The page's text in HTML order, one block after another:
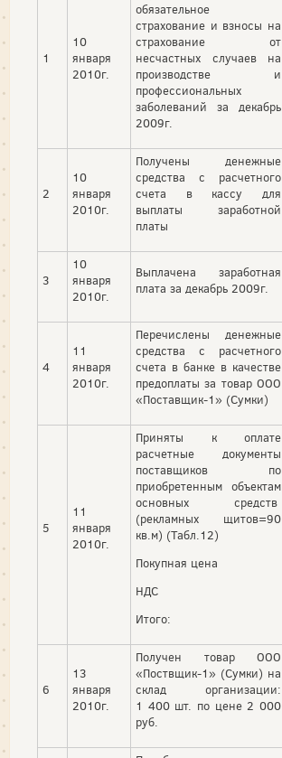
1
10
января
2010г.
обязательное
страхование и взносы на
страхование от
несчастных случаев на
производстве и
профессиональных
заболеваний за декабрь
2009г.
2
10
января
2010г.
Получены денежные
средства с расчетного
счета в кассу для
выплаты заработной
платы
3
10
января
2010г.
Выплачена заработная
плата за декабрь 2009г.
4
11
января
2010г.
Перечислены денежные
средства с расчетного
счета в банке в качестве
предоплаты за товар ООО
«Поставщик-1» (Сумки)
5
11
января
2010г.
Приняты к оплате
расчетные документы
поставщиков по
приобретенным объектам
основных средств
(рекламных щитов=90
кв.м) (Табл.12)
Покупная цена
НДС
Итого:
6
13
января
2010г.
Получен товар ООО
«Поствщик-1» (Сумки) на
склад организации:
1 400 шт. по цене 2 000
руб.